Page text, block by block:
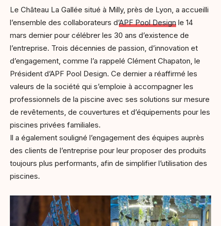
Le Château La Gallée situé à Milly, près de Lyon, a accueilli
l’ensemble des collaborateurs d’APF Pool Design le 14
mars dernier pour célébrer les 30 ans d’existence de
l’entreprise. Trois décennies de passion, d’innovation et
d’engagement, comme l’a rappelé Clément Chapaton, le
Président d’APF Pool Design. Ce dernier a réaffirmé les
valeurs de la société qui s’emploie à accompagner les
professionnels de la piscine avec ses solutions sur mesure
de revêtements, de couvertures et d’équipements pour les
piscines privées familiales.
Il a également souligné l’engagement des équipes auprès
des clients de l’entreprise pour leur proposer des produits
toujours plus performants, afin de simplifier l’utilisation des
piscines.